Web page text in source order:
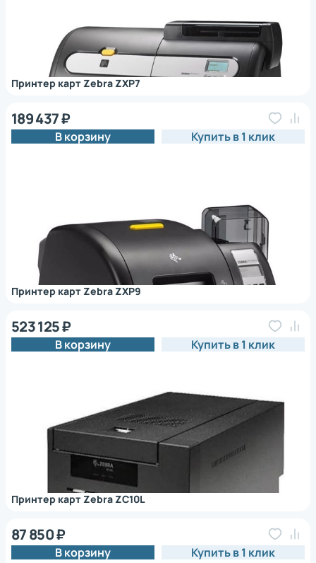
Принтер карт Zebra ZXP7
Принтер карт Zebra ZXP9
189 437 ₽
В корзину Купить в 1 клик
Принтер карт Zebra ZC10L
523 125 ₽
В корзину Купить в 1 клик
87 850 ₽
В корзину Купить в 1 клик